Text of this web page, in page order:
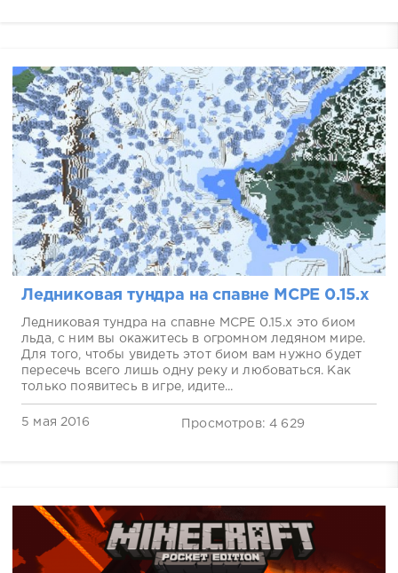
Ледниковая тундра на спавне MCPE 0.15.x
Ледниковая тундра на спавне MCPE 0.15.x это биом
льда, с ним вы окажитесь в огромном ледяном мире.
Для того, чтобы увидеть этот биом вам нужно будет
пересечь всего лишь одну реку и любоваться. Как
только появитесь в игре, идите...
5 мая 2016 Просмотров: 4 629